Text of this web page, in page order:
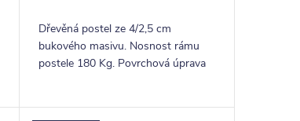
Dřevěná postel ze 4/2,5 cm
bukového masivu. Nosnost rámu
postele 180 Kg. Povrchová úprava